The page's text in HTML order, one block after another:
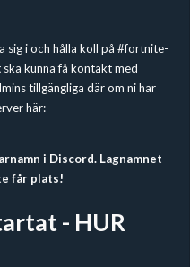
sig i och hålla koll på #fortnite-
kunna få kontakt med
tillgängliga där om ni har
här:
i Discord. Lagnamnet
får plats!
- HUR